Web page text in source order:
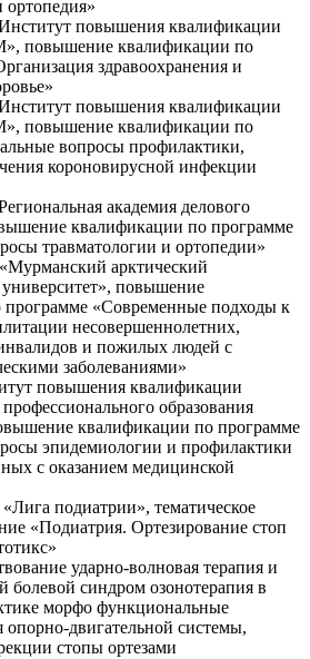
ортопедия»
повышения квалификации
квалификации по
здравоохранения и
повышения квалификации
квалификации по
вопросы профилактики,
короновирусной инфекции
академия делового
квалификации по программе
травматологии и ортопедии»
арктический
повышение
«Современные подходы к
несовершеннолетних,
и пожилых людей с
заболеваниями»
повышения квалификации
образования
квалификации по программе
эпидемиологии и профилактики
с оказанием медицинской
подиатрии», тематическое
«Подиатрия. Ортезирование стоп
ударно-волновая терапия и
болевой синдром озонотерапия в
морфо функциональные
двигательной системы,
стопы ортезами